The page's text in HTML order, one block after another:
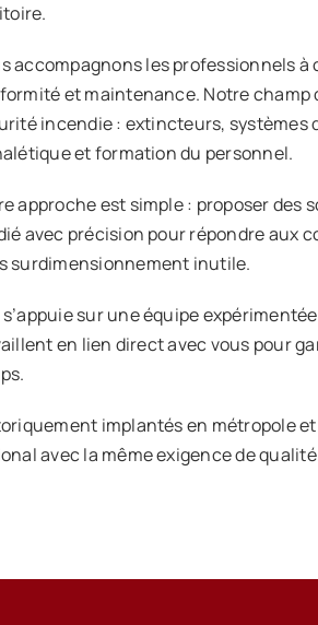
accompagnons les professionnels
et maintenance. Notre champ
incendie : extincteurs, systèmes
et formation du personnel.
approche est simple : proposer
avec précision pour répondre aux
surdimensionnement inutile.
s’appuie sur une équipe
en lien direct avec vous pour
implantés en métropole
avec la même exigence de